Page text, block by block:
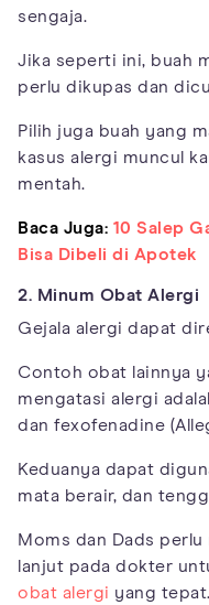
sengaja.
Jika seperti ini, buah
perlu dikupas dan
Pilih juga buah yang
kasus alergi muncul
mentah.
Baca Juga: 10 Salep
Bisa Dibeli di Apotek
2. Minum Obat Alergi
Gejala alergi dapat
Contoh obat lainnya
mengatasi alergi
dan fexofenadine
Keduanya dapat
mata berair, dan
Moms dan Dads
lanjut pada dokter
obat alergi yang tepat.